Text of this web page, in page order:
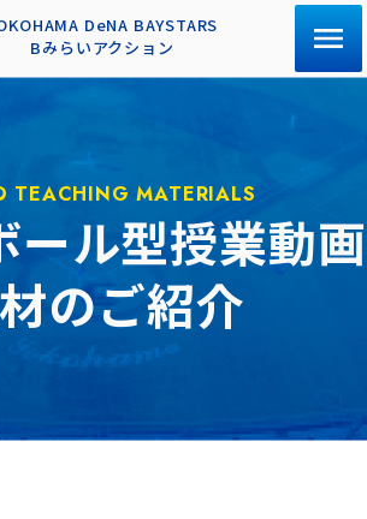
DeNA BAYSTARS
Bみらいアクション
TEACHING MATERIALS
ール型授業動画
のご紹介